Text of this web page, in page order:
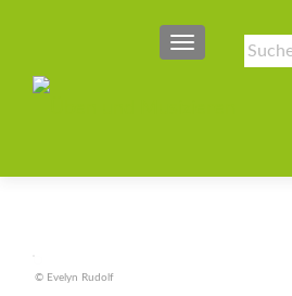
Suche
nach:
SCHALTE
© Evelyn Rudolf